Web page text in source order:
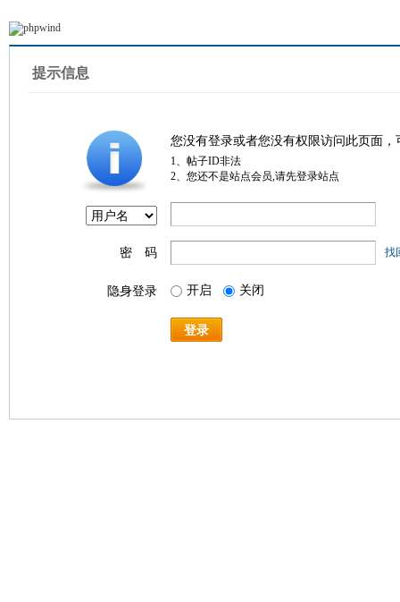
提示信息
您没有登录或者您没有权限访问此页面
1、帖子ID非法
2、您还不是站点会员,请先登录站点
密 码 找
隐身登录 开启 关闭
登录